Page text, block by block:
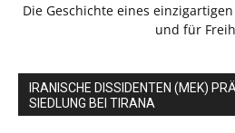
Die Geschichte eines
und für
IRANISCHE DISSIDENTEN (MEK)
SIEDLUNG BEI TIRANA